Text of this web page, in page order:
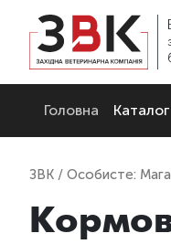
Головна Каталог
ЗВК / Особисте: